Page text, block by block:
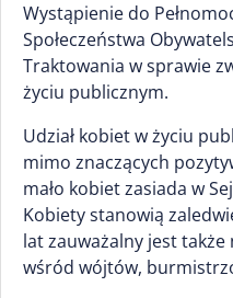
Wystąpienie do
Społeczeństwa
Traktowania w sprawie
życiu publicznym.
Udział kobiet w życiu
mimo znaczących
mało kobiet zasiada w
Kobiety stanowią
lat zauważalny jest
wśród wójtów,